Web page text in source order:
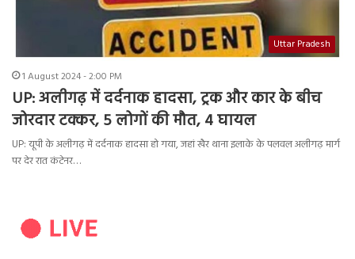
Uttar Pradesh
1 August 2024 - 2:00 PM
UP: अलीगढ़ में दर्दनाक हादसा, ट्रक और कार के बीच
जोरदार टक्कर, 5 लोगों की मौत, 4 घायल
UP: यूपी के अलीगढ़ में दर्दनाक हादसा हो गया, जहां खैर थाना इलाके के पलवल अलीगढ़ मार्ग
पर देर रात कंटेनर…